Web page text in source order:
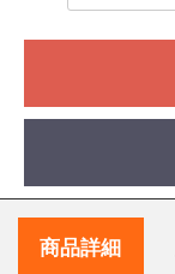
商品詳細